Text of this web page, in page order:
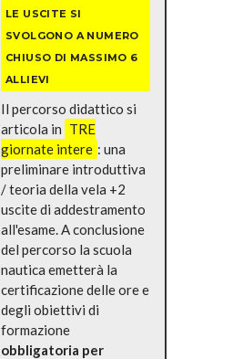
LE USCITE SI
SVOLGONO A NUMERO
CHIUSO DI MASSIMO 6
ALLIEVI
Il percorso didattico si
articola in TRE
giornate intere : una
preliminare introduttiva
/ teoria della vela +2
uscite di addestramento
all'esame. A conclusione
del percorso la scuola
nautica emetterà la
certificazione delle ore e
degli obiettivi di
formazione
obbligatoria per